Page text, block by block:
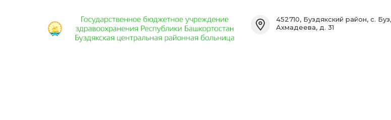
452710, Буздякский район, с.
Ахмадеева, д. 31